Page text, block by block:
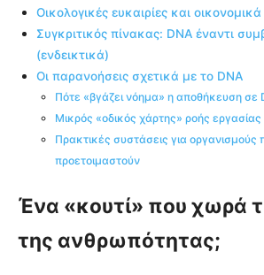
Οικολογικές ευκαιρίες και
Συγκριτικός πίνακας: DNA έναντι
(ενδεικτικά)
Οι παρανοήσεις σχετικά με το DNA
Πότε «βγάζει νόημα» η αποθήκευση σε
Μικρός «οδικός χάρτης» ροής εργασίας
Πρακτικές συστάσεις για οργανισμούς
προετοιμαστούν
Ένα «κουτί» που χωρά
της ανθρωπότητας;